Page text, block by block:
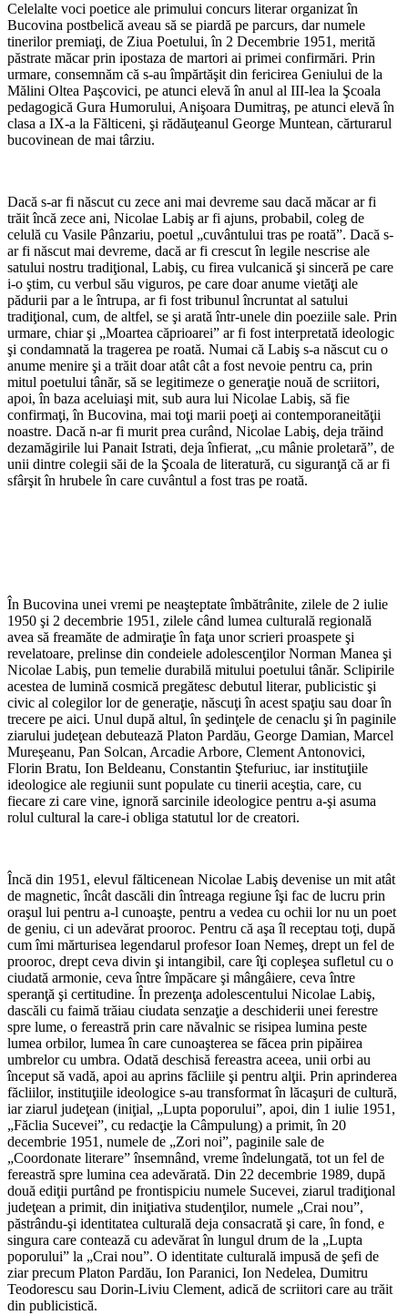
Celelalte voci poetice ale primului concurs literar organizat în
Bucovina postbelică aveau să se piardă pe parcurs, dar numele
tinerilor premiaţi, de Ziua Poetului, în 2 Decembrie 1951, merită
păstrate măcar prin ipostaza de martori ai primei confirmări. Prin
urmare, consemnăm că s-au împărtăşit din fericirea Geniului de la
Mălini Oltea Paşcovici, pe atunci elevă în anul al III-lea la Şcoala
pedagogică Gura Humorului, Anişoara Dumitraş, pe atunci elevă în
clasa a IX-a la Fălticeni, şi rădăuţeanul George Muntean, cărturarul
bucovinean de mai târziu.
Dacă s-ar fi născut cu zece ani mai devreme sau dacă măcar ar fi
trăit încă zece ani, Nicolae Labiş ar fi ajuns, probabil, coleg de
celulă cu Vasile Pânzariu, poetul „cuvântului tras pe roată”. Dacă s-
ar fi născut mai devreme, dacă ar fi crescut în legile nescrise ale
satului nostru tradiţional, Labiş, cu firea vulcanică şi sinceră pe care
i-o ştim, cu verbul său viguros, pe care doar anume vietăţi ale
pădurii par a le întrupa, ar fi fost tribunul încruntat al satului
tradiţional, cum, de altfel, se şi arată într-unele din poeziile sale. Prin
urmare, chiar şi „Moartea căprioarei” ar fi fost interpretată ideologic
şi condamnată la tragerea pe roată. Numai că Labiş s-a născut cu o
anume menire şi a trăit doar atât cât a fost nevoie pentru ca, prin
mitul poetului tânăr, să se legitimeze o generaţie nouă de scriitori,
apoi, în baza aceluiaşi mit, sub aura lui Nicolae Labiş, să fie
confirmaţi, în Bucovina, mai toţi marii poeţi ai contemporaneităţii
noastre. Dacă n-ar fi murit prea curând, Nicolae Labiş, deja trăind
dezamăgirile lui Panait Istrati, deja înfierat, „cu mânie proletară”, de
unii dintre colegii săi de la Şcoala de literatură, cu siguranţă că ar fi
sfârşit în hrubele în care cuvântul a fost tras pe roată.
În Bucovina unei vremi pe neaşteptate îmbătrânite, zilele de 2 iulie
1950 şi 2 decembrie 1951, zilele când lumea culturală regională
avea să freamăte de admiraţie în faţa unor scrieri proaspete şi
revelatoare, prelinse din condeiele adolescenţilor Norman Manea şi
Nicolae Labiş, pun temelie durabilă mitului poetului tânăr. Sclipirile
acestea de lumină cosmică pregătesc debutul literar, publicistic şi
civic al colegilor lor de generaţie, născuţi în acest spaţiu sau doar în
trecere pe aici. Unul după altul, în şedinţele de cenaclu şi în paginile
ziarului judeţean debutează Platon Pardău, George Damian, Marcel
Mureşeanu, Pan Solcan, Arcadie Arbore, Clement Antonovici,
Florin Bratu, Ion Beldeanu, Constan­tin Ştefuriuc, iar instituţiile
ideologice ale regiunii sunt populate cu tinerii aceştia, care, cu
fiecare zi care vine, ignoră sarcinile ideologice pentru a-şi asuma
rolul cultural la care-i obliga statutul lor de creatori.
Încă din 1951, elevul fălticenean Nicolae Labiş devenise un mit atât
de magnetic, încât dascăli din întreaga regiune îşi fac de lucru prin
oraşul lui pentru a-l cunoaşte, pentru a vedea cu ochii lor nu un poet
de geniu, ci un adevărat prooroc. Pentru că aşa îl receptau toţi, după
cum îmi mărturisea legendarul profesor Ioan Nemeş, drept un fel de
prooroc, drept ceva divin şi intangibil, care îţi copleşea sufletul cu o
ciudată armonie, ceva între împăcare şi mângâiere, ceva între
speranţă şi certitudine. În prezenţa adolescentului Nicolae Labiş,
dascăli cu faimă trăiau ciudata senzaţie a deschiderii unei ferestre
spre lume, o fereastră prin care năvalnic se risipea lumina peste
lumea orbilor, lumea în care cunoaşterea se făcea prin pipăirea
umbrelor cu umbra. Odată deschisă fereastra aceea, unii orbi au
început să vadă, apoi au aprins făcliile şi pentru alţii. Prin aprinderea
făcliilor, instituţiile ideologice s-au transformat în lăcaşuri de cultură,
iar ziarul judeţean (iniţial, „Lupta poporului”, apoi, din 1 iulie 1951,
„Făclia Sucevei”, cu redacţie la Câmpulung) a primit, în 20
decembrie 1951, numele de „Zori noi”, paginile sale de
„Coordonate literare” însemnând, vreme îndelungată, tot un fel de
fereastră spre lumina cea adevărată. Din 22 decembrie 1989, după
două ediţii purtând pe frontispiciu numele Sucevei, ziarul tradiţional
judeţean a primit, din iniţiativa studenţilor, numele „Crai nou”,
păstrându-şi identitatea culturală deja consacrată şi care, în fond, e
singura care contează cu adevărat în lungul drum de la „Lupta
poporului” la „Crai nou”. O identitate culturală impusă de şefi de
ziar precum Platon Pardău, Ion Paranici, Ion Nedelea, Dumitru
Teodorescu sau Dorin-Liviu Clement, adică de scriitori care au trăit
din publicistică.